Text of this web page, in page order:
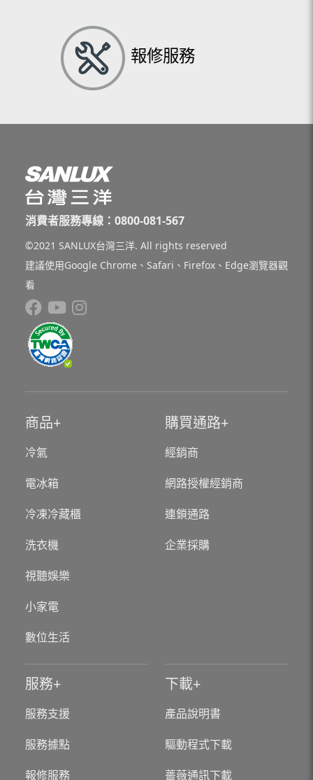
報修服務
消費者服務專線：0800-081-567
©2021 SANLUX台灣三洋. All rights reserved
建議使用Google Chrome、Safari、Firefox、Edge瀏覽器觀
看
商品
冷氣
電冰箱
冷凍冷藏櫃
洗衣機
視聽娛樂
小家電
數位生活
購買通路
經銷商
網路授權經銷商
連鎖通路
企業採購
服務
服務支援
服務據點
報修服務
下載
產品說明書
驅動程式下載
薔薇通訊下載